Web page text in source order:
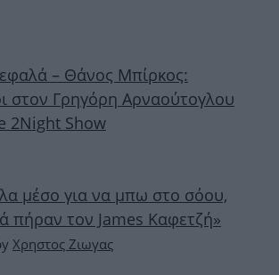
– Θάνος Μπίρκος:
στον Γρηγόρη Αρναούτογλου
2Night Show
μέσο για να μπω στο σόου,
πήραν τον James Καφετζή»
Χρηστος Ζιωγας